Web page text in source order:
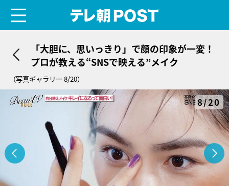
「大胆に、思いっきり」で顔の印象が一変！
プロが教える“SNSで映える”メイク
（写真ギャラリー 8/20）
8/20